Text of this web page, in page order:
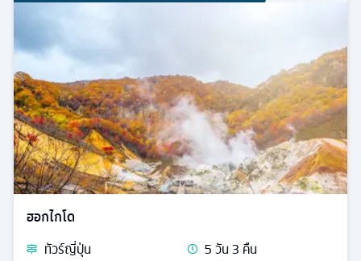
ฮอกไกโด
ทัวร์ญี่ปุ่น 5วัน3 คืน